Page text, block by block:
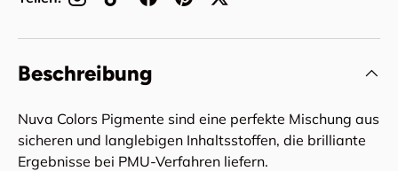
Beschreibung
Nuva Colors Pigmente sind eine perfekte Mischung aus
sicheren und langlebigen Inhaltsstoffen, die brilliante
Ergebnisse bei PMU-Verfahren liefern.